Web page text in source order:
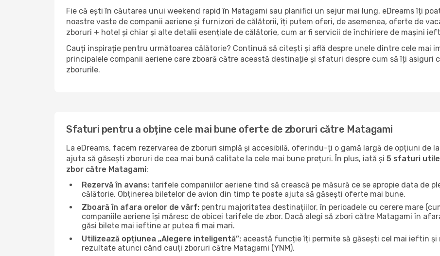
Fie că ești în căutarea unui weekend rapid în Matagami sau planifici un sejur mai lung, eDreams îți
noastre vaste de companii aeriene și furnizori de călătorii, îți putem oferi, de asemenea, oferte de
zboruri + hotel și chiar și alte detalii esențiale de călătorie, cum ar fi servicii de închiriere de mașini
Cauți inspirație pentru următoarea călătorie? Continuă să citești și află despre unele dintre cele mai
principalele companii aeriene care zboară către această destinație și sfaturi despre cum să îți asiguri
zborurile.
Sfaturi pentru a obține cele mai bune oferte de zboruri către Matagami
La eDreams, facem rezervarea de zboruri simplă și accesibilă, oferindu-ți o gamă largă de opțiuni de
ajuta să găsești zboruri de cea mai bună calitate la cele mai bune prețuri. În plus, iată și 5 sfaturi utile
zbor către Matagami:
Rezervă în avans: tarifele companiilor aeriene tind să crească pe măsură ce se apropie data de
călătorie. Obținerea biletelor de avion din timp te poate ajuta să găsești oferte mai bune.
Zboară în afara orelor de vârf: pentru majoritatea destinațiilor, în perioadele cu cerere mare
companiile aeriene își măresc de obicei tarifele de zbor. Dacă alegi să zbori către Matagami în
găsi bilete mai ieftine ar putea fi mai mari.
Utilizează opțiunea „Alegere inteligentă”: această funcție îți permite să găsești cel mai ieftin și
rezultate atunci când cauți zboruri către Matagami (YNM).